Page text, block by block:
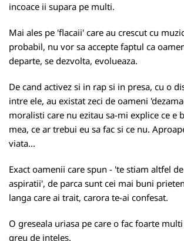
incoace ii supara pe multi.
Mai ales pe 'flacaii' care au crescut cu
probabil, nu vor sa accepte faptul ca
departe, se dezvolta, evolueaza.
De cand activez si in rap si in presa, cu o
intre ele, au existat zeci de oameni
moralisti care nu ezitau sa-mi explice ce e
mea, ce ar trebui eu sa fac si ce nu.
viata...
Exact oamenii care spun - 'te stiam altfel
aspiratii', de parca sunt cei mai buni
langa care ai trait, carora te-ai confesat.
O greseala uriasa pe care o fac foarte
greu de inteles.